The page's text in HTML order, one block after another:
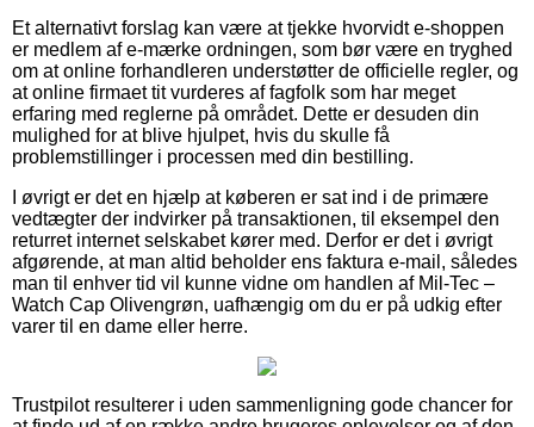
Et alternativt forslag kan være at tjekke hvorvidt e-shoppen
er medlem af e-mærke ordningen, som bør være en tryghed
om at online forhandleren understøtter de officielle regler, og
at online firmaet tit vurderes af fagfolk som har meget
erfaring med reglerne på området. Dette er desuden din
mulighed for at blive hjulpet, hvis du skulle få
problemstillinger i processen med din bestilling.
I øvrigt er det en hjælp at køberen er sat ind i de primære
vedtægter der indvirker på transaktionen, til eksempel den
returret internet selskabet kører med. Derfor er det i øvrigt
afgørende, at man altid beholder ens faktura e-mail, således
man til enhver tid vil kunne vidne om handlen af Mil-Tec –
Watch Cap Olivengrøn, uafhængig om du er på udkig efter
varer til en dame eller herre.
Trustpilot resulterer i uden sammenligning gode chancer for